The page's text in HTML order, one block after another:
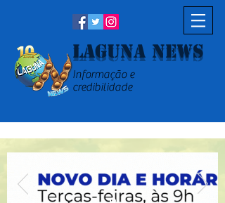
Laguna News
Informação e
credibilidade